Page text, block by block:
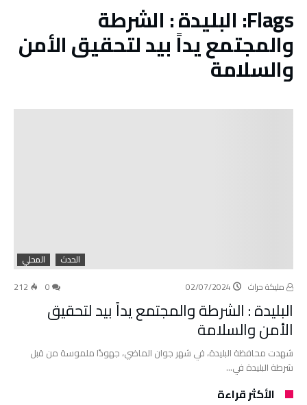
Flags: البليدة : الشرطة
والمجتمع يداً بيد لتحقيق الأمن
والسلامة
الحدث
المحلي
مليكة حراث
02/07/2024
212
البليدة : الشرطة والمجتمع يداً بيد لتحقيق
الأمن والسلامة
شهدت محافظة البليدة، في شهر جوان الماضي، جهودًا ملموسة من قبل
شرطة البليدة في…
الأكثر قراءة